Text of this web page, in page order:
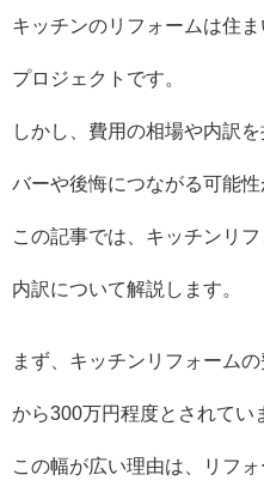
キッチンのリフォームは住
プロジェクトです。
しかし、費用の相場や内訳
バーや後悔につながる可能性
この記事では、キッチンリ
内訳について解説します。
まず、キッチンリフォーム
から300万円程度とされてい
この幅が広い理由は、リフ